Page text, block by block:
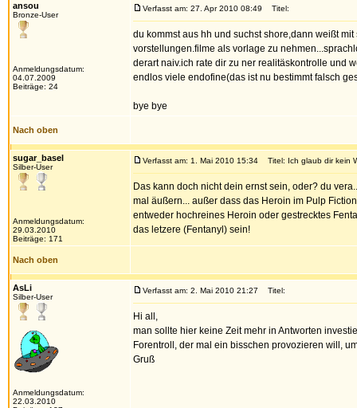
ansou
Bronze-User
Anmeldungsdatum:
04.07.2009
Beiträge: 24
Verfasst am: 27. Apr 2010 08:49 Titel:
du kommst aus hh und suchst shore,dann weißt
vorstellungen.filme als vorlage zu
derart naiv.ich rate dir zu ner realitäskontrolle und
endlos viele endofine(das ist nu bestimmt falsch
bye bye
Nach oben
sugar_basel
Silber-User
Anmeldungsdatum:
29.03.2010
Beiträge: 171
Verfasst am: 1. Mai 2010 15:34 Titel: Ich glaub dir kein
Das kann doch nicht dein ernst sein, oder? du
mal äußern... außer dass das Heroin im Pulp
entweder hochreines Heroin oder gestrecktes
das letzere (Fentanyl) sein!
Nach oben
AsLi
Silber-User
Anmeldungsdatum:
22.03.2010
Verfasst am: 2. Mai 2010 21:27 Titel:
Hi all,
man sollte hier keine Zeit mehr in Antworten
Forentroll, der mal ein bisschen provozieren will,
Gruß